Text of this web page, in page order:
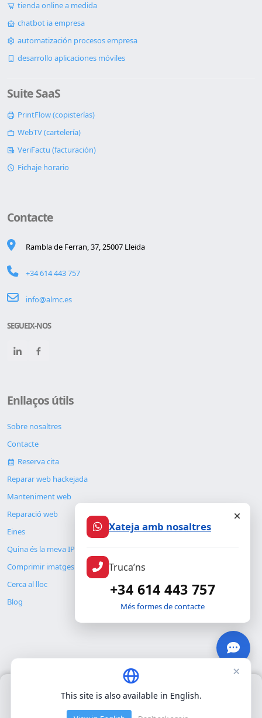
tienda online a medida
chatbot ia empresa
automatización procesos empresa
desarrollo aplicaciones móviles
Suite SaaS
PrintFlow (copisterías)
WebTV (cartelería)
VeriFactu (facturación)
Fichaje horario
Contacte
Rambla de Ferran, 37, 25007 Lleida
+34 614 443 757
info@almc.es
SEGUEIX-NOS
Enllaços útils
Sobre nosaltres
Contacte
Reserva cita
Reparar web hackejada
Manteniment web
Reparació web
Eines
Quina és la meva IP
Comprimir imatges
Cerca al lloc
Blog
© Copyright 2026. ALMC SECURITY S.L.U.
Legal
lloc. No utilitzem cookies de tercers.Política de privacitat
Xateja amb nosaltres
Truca’ns
+34 614 443 757
Més formes de contacte
×
This site is also available in English.